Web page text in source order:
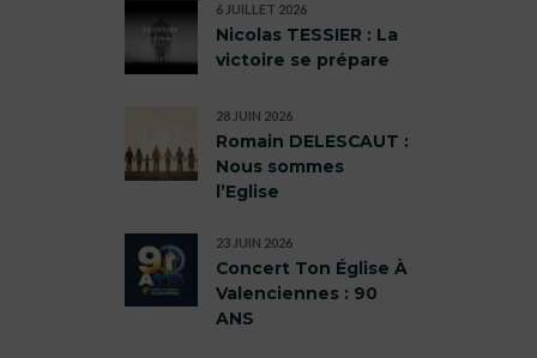
Nicolas TESSIER : La
victoire se prépare
6 JUILLET 2026
Romain DELESCAUT :
Nous sommes
l’Eglise
28 JUIN 2026
Concert Ton Église À
Valenciennes : 90
ANS
23 JUIN 2026